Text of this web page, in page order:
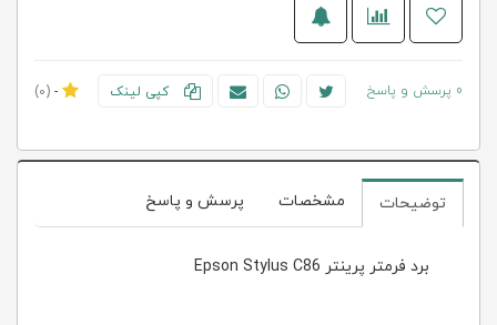
0 پرسش و پاسخ کپی لینک -
(0)
توضیحات مشخصات پرسش و پاسخ
برد فرمتر پرینتر Epson Stylus C86